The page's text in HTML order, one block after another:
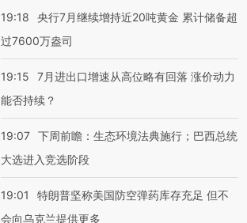
19:18
央行7月继续增持近20吨黄金 累计储备超
过7600万盎司
19:15
7月进出口增速从高位略有回落 涨价动力
能否持续？
19:07 下周前瞻：生态环境法典施行；巴西总统
大选进入竞选阶段
19:01
特朗普坚称美国防空弹药库存充足 但不
会向乌克兰提供更多